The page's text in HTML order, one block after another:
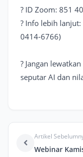
? ID Zoom: 851
? Info lebih
0414-6766)
? Jangan
seputar AI dan
Artikel
Webinar